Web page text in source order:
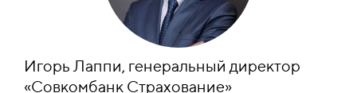
Игорь Лаппи, генеральный директор
«Совкомбанк Страхование»